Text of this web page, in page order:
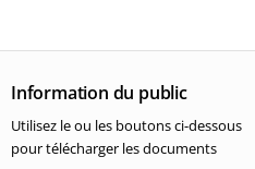
Information du public
Utilisez le ou les boutons ci-dessous
pour télécharger les documents